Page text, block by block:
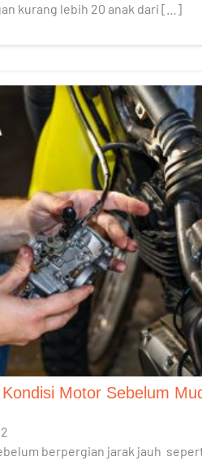
kurang lebih 20 anak dari […]
Motor Sebelum
berpergian jarak jauh